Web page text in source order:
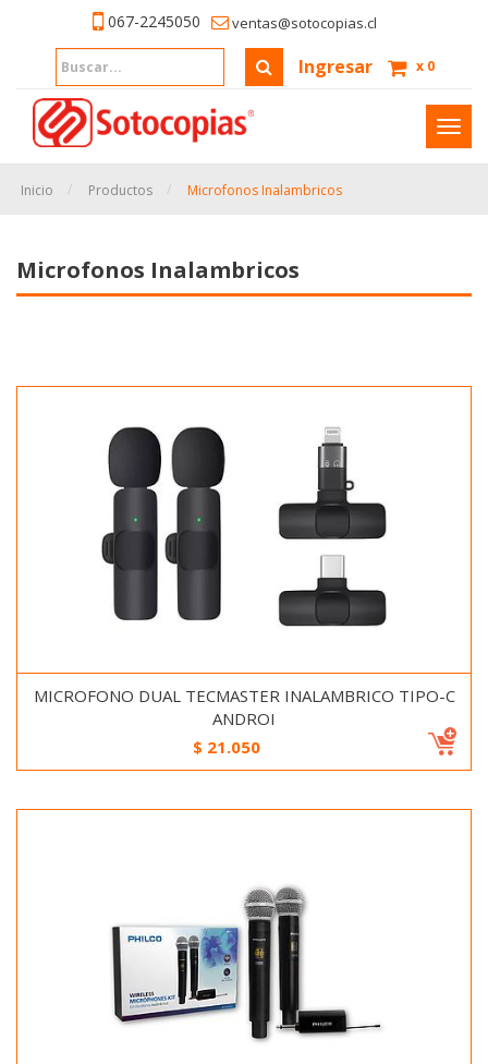
067-2245050 ventas@sotocopias.cl
Ingresar x 0
Inicio Productos Microfonos Inalambricos
Microfonos Inalambricos
MICROFONO DUAL TECMASTER INALAMBRICO TIPO-C
ANDROI
$ 21.050